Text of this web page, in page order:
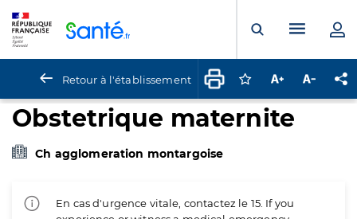
Ouvrir laMenu
Retour à l'établissement Connectez-vous
Augmenter la
Obstetrique maternite
Ch agglomeration montargoise
En cas d'urgence vitale, contactez le 15. If you